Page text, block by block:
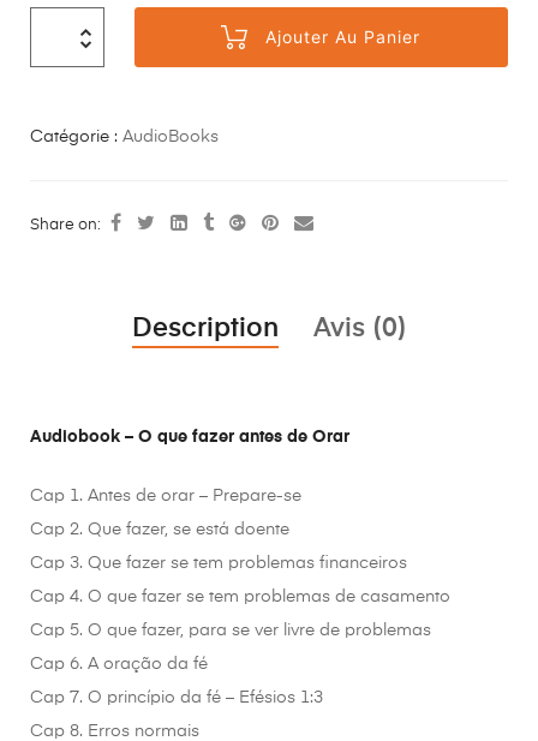
Ajouter Au Panier
Catégorie : AudioBooks
Share on:
Description Avis (0)
Audiobook – O que fazer antes de Orar
Cap 1. Antes de orar – Prepare-se
Cap 2. Que fazer, se está doente
Cap 3. Que fazer se tem problemas financeiros
Cap 4. O que fazer se tem problemas de casamento
Cap 5. O que fazer, para se ver livre de problemas
Cap 6. A oração da fé
Cap 7. O princípio da fé – Efésios 1:3
Cap 8. Erros normais